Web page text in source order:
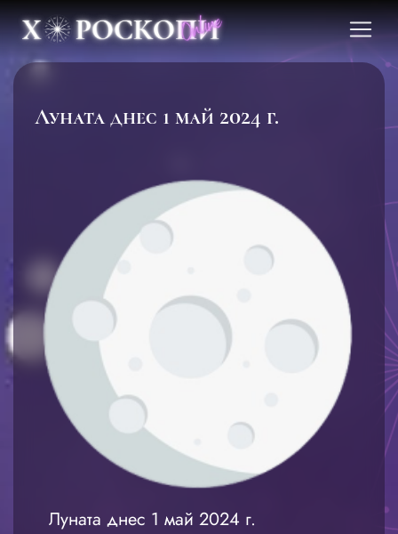
Луната днес 1 май 2024 г.
Луната днес 1 май 2024 г.